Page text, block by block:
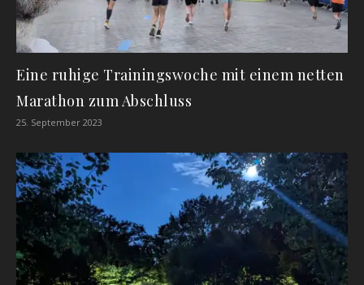
Eine ruhige Trainingswoche mit einem netten
Marathon zum Abschluss
25. September 2023